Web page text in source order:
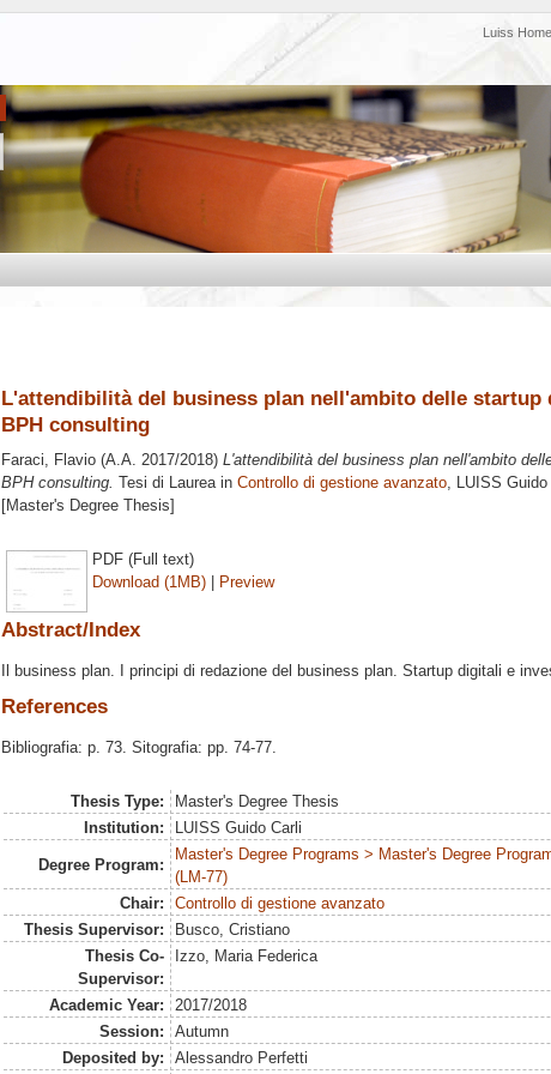
Luiss
L'attendibilità del business plan nell'ambito delle
BPH consulting
Faraci, Flavio (A.A. 2017/2018) L'attendibilità del business plan nell'ambito
BPH consulting. Tesi di Laurea in Controllo di gestione avanzato, LUISS
[Master's Degree Thesis]
PDF (Full text)
Download (1MB) | Preview
Abstract/Index
Il business plan. I principi di redazione del business plan. Startup digitali e
References
Bibliografia: p. 73. Sitografia: pp. 74-77.
Thesis Type:
Master's Degree Thesis
Institution:
LUISS Guido Carli
Degree Program:
Master's Degree Programs > Master's Degree
(LM-77)
Chair:
Controllo di gestione avanzato
Thesis Supervisor:
Busco, Cristiano
Thesis Co-
Supervisor:
Izzo, Maria Federica
Academic Year:
2017/2018
Session:
Autumn
Deposited by:
Alessandro Perfetti